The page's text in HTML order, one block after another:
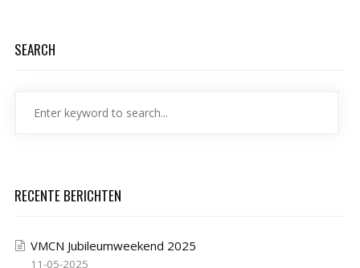
SEARCH
RECENTE BERICHTEN
VMCN Jubileumweekend 2025
11-05-2025